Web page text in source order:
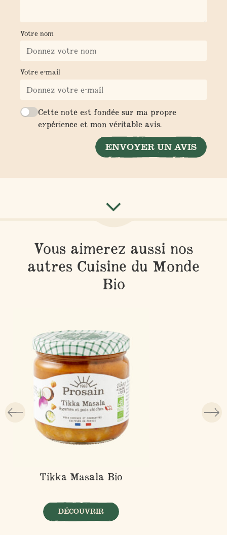
Votre nom
Votre e-mail
Cette note est fondée sur ma propre
expérience et mon véritable avis.
ENVOYER UN AVIS
Vous aimerez aussi nos
autres Cuisine du Monde
Bio
Tikka Masala Bio
DÉCOUVRIR